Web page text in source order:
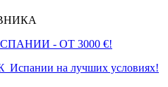
- ОТ 3000 €!
на лучших условиях!